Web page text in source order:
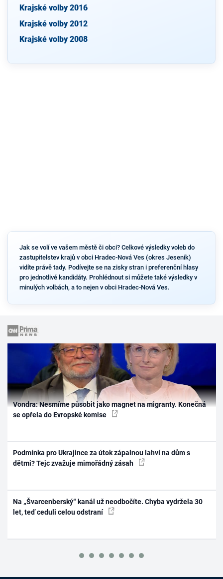
Krajské volby 2016
Krajské volby 2012
Krajské volby 2008
Jak se volí ve vašem městě či obci? Celkové výsledky voleb do
zastupitelstev krajů v obci Hradec-Nová Ves (okres Jeseník)
vidíte právě tady. Podívejte se na zisky stran i preferenční hlasy
pro jednotlivé kandidáty. Prohlédnout si můžete také výsledky v
minulých volbách, a to nejen v obci Hradec-Nová Ves.
Vondra: Nesmíme působit jako magnet na migranty. Konečná
se opřela do Evropské komise
Podmínka pro Ukrajince za útok zápalnou lahví na dům s
dětmi? Tejc zvažuje mimořádný zásah
Na „Švarcenberský“ kanál už neodbočíte. Chyba vydržela 30
let, teď ceduli celou odstraní